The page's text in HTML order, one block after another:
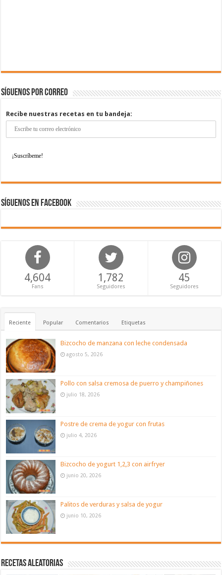
Síguenos por correo
Recibe nuestras recetas en tu bandeja:
Síguenos en Facebook
4,604
Fans
1,782
Seguidores
45
Seguidores
Reciente Popular Comentarios Etiquetas
Bizcocho de manzana con leche condensada
agosto 5, 2026
Pollo con salsa cremosa de puerro y champiñones
julio 18, 2026
Postre de crema de yogur con frutas
julio 4, 2026
Bizcocho de yogurt 1,2,3 con airfryer
junio 20, 2026
Palitos de verduras y salsa de yogur
junio 10, 2026
Recetas aleatorias